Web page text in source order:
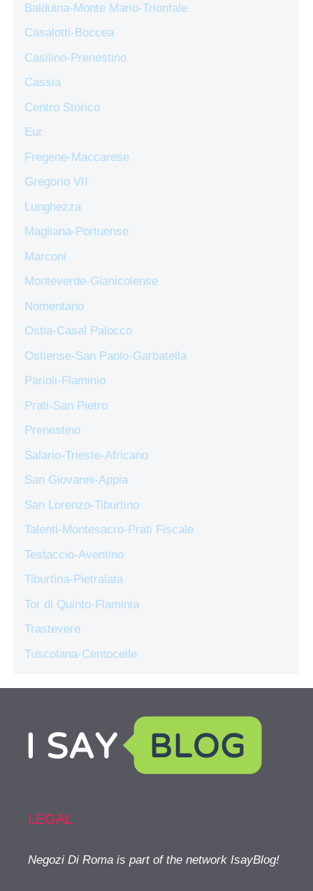
Balduina-Monte Mario-Trionfale
Casalotti-Boccea
Casilino-Prenestino
Cassia
Centro Storico
Eur
Fregene-Maccarese
Gregorio VII
Lunghezza
Magliana-Portuense
Marconi
Monteverde-Gianicolense
Nomentano
Ostia-Casal Palocco
Ostiense-San Paolo-Garbatella
Parioli-Flaminio
Prati-San Pietro
Prenestino
Salario-Trieste-Africano
San Giovanni-Appia
San Lorenzo-Tiburtino
Talenti-Montesacro-Prati Fiscale
Testaccio-Aventino
Tiburtina-Pietralata
Tor di Quinto-Flaminia
Trastevere
Tuscolana-Centocelle
LEGAL
Negozi Di Roma is part of the network IsayBlog!